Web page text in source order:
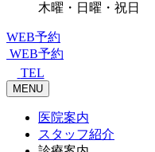
木曜・日曜・祝日
WEB予約
WEB予約
TEL
MENU
医院案内
スタッフ紹介